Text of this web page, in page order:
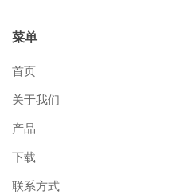
菜单
首页
关于我们
产品
下载
联系方式